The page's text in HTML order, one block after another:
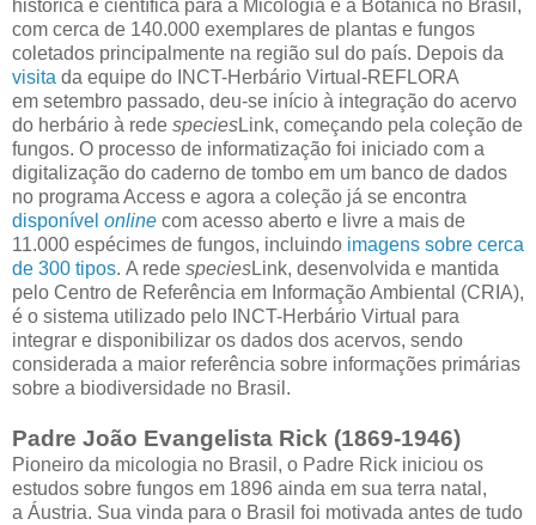
histórica e científica para a Micologia e a Botânica no Brasil,
com cerca de 140.000 exemplares de plantas e fungos
coletados principalmente na região sul do país. Depois da
visita da equipe do INCT-Herbário Virtual-REFLORA
em setembro passado, deu-se início à integração do acervo
do herbário à rede speciesLink, começando pela coleção de
fungos. O processo de informatização foi iniciado com a
digitalização do caderno de tombo em um banco de dados
no programa Access e agora a coleção já se encontra
disponível online com acesso aberto e livre a mais de
11.000 espécimes de fungos, incluindo imagens sobre cerca
de 300 tipos. A rede speciesLink, desenvolvida e mantida
pelo Centro de Referência em Informação Ambiental (CRIA),
é o sistema utilizado pelo INCT-Herbário Virtual para
integrar e disponibilizar os dados dos acervos, sendo
considerada a maior referência sobre informações primárias
sobre a biodiversidade no Brasil.
Padre João Evangelista Rick (1869-1946)
Pioneiro da micologia no Brasil, o Padre Rick iniciou os
estudos sobre fungos em 1896 ainda em sua terra natal,
a Áustria. Sua vinda para o Brasil foi motivada antes de tudo